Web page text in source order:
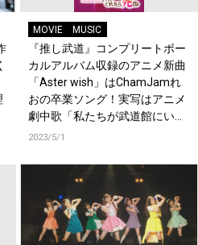
MOVIE MUSIC
『推し武道』コンプリートボー
カルアルバム収録のアニメ新曲
「Aster wish」はChamJamれ
おの卒業ソング！実写はアニメ
劇中歌「私たちが武道館にいっ
たら」を新たにカバー！そして
からコメント到着！
2023/5/1